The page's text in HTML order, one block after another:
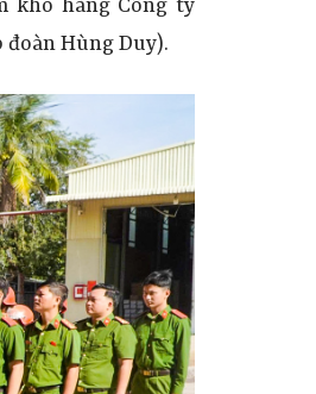
kho hàng Công ty
Hùng Duy).